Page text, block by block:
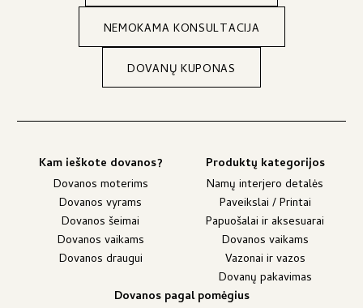
NEMOKAMA KONSULTACIJA
DOVANŲ KUPONAS
Kam ieškote dovanos?
Dovanos moterims
Dovanos vyrams
Dovanos šeimai
Dovanos vaikams
Dovanos draugui
Produktų kategorijos
Namų interjero detalės
Paveikslai / Printai
Papuošalai ir aksesuarai
Dovanos vaikams
Vazonai ir vazos
Dovanų pakavimas
Dovanos pagal pomėgius